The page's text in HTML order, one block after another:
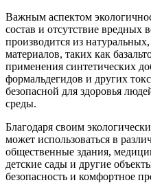
Важным аспектом
состав и отсутствие вредных
производится из
материалов, таких как
применения синтетических
формальдегидов и других
безопасной для здоровья
среды.
Благодаря своим
может использоваться в
общественные здания,
детские сады и другие
безопасность и комфортное